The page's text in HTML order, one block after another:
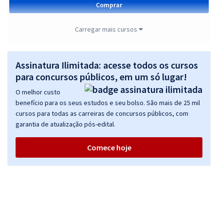
Comprar
INMETRO - Instituto Nacional de Metrologia, Qualidade e Tecnologia -
Analista Executivo em Metrologia e Qualidade: A5 - Governança
Pública, Gestão e Suporte em Educação
R$ 327,92à vista
ou 12x de
R$ 27,33
Economize R$ 81,98 (-20%)
Comprar
Carregar mais cursos
Assinatura Ilimitada: acesse todos os cursos
para concursos públicos, em um só lugar!
O melhor custo
benefício para os seus estudos e seu bolso. São mais de 25 mil
cursos para todas as carreiras de concursos públicos, com
garantia de atualização pós-edital.
Comece hoje